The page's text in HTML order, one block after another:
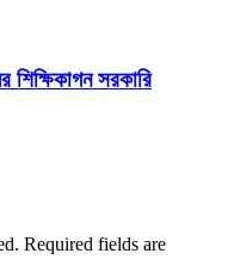
শিক্ষিকাগন সরকারি
Required fields are